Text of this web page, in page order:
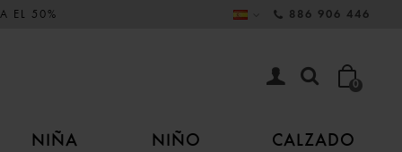
EL 50% 886 906 446
0
NIÑA NIÑO CALZADO